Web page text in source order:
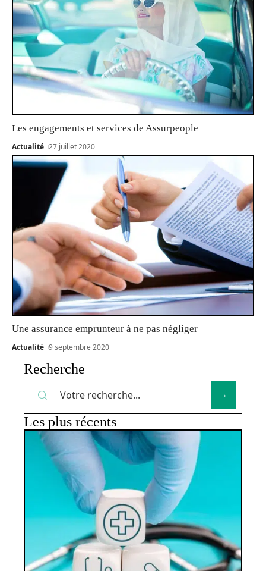
Les engagements et services de Assurpeople
Actualité 27 juillet 2020
Une assurance emprunteur à ne pas négliger
Actualité 9 septembre 2020
Recherche
Les plus récents